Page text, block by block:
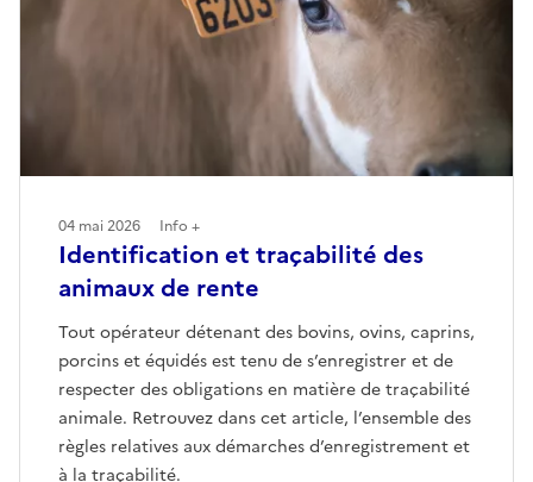
Identification et traçabilité des
animaux de rente
Tout opérateur détenant des bovins, ovins, caprins,
porcins et équidés est tenu de s’enregistrer et de
respecter des obligations en matière de traçabilité
animale. Retrouvez dans cet article, l’ensemble des
règles relatives aux démarches d’enregistrement et
à la traçabilité.
04 mai 2026 Info +